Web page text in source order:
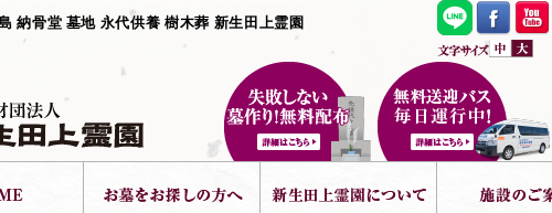
納骨堂 墓地 永代供養 樹木葬 新生田上霊園